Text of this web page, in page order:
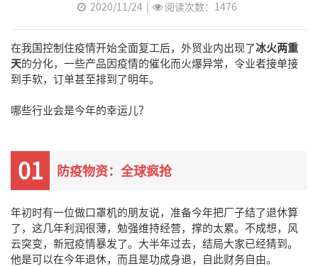
2020/11/24 阅读次数：1476
在我国控制住疫情开始全面复工后，外贸业内出现了冰火两重
天的分化，一些产品因疫情的催化而火爆异常，令业者接单接
到手软，订单甚至排到了明年。
哪些行业会是今年的幸运儿？
01 防疫物资：全球疯抢
年初时有一位做口罩机的朋友说，准备今年把厂子结了退休算
了，这几年利润很薄，勉强维持经营，撑的太累。不成想，风
云突变，新冠疫情暴发了。大半年过去，结局大家已经猜到。
他是可以在今年退休，而且是功成身退，自此财务自由。